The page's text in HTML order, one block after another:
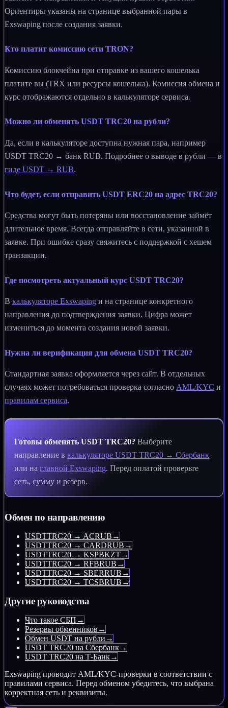
Ориентиры указаны на странице выбранной пары в
Exswaping после создания заявки.
Кто платит комиссию сети TRON?
Комиссию блокчейна при отправке из вашего кошелька
платите вы (TRX или ресурсы кошелька). Комиссия обмена и
курс отображаются отдельно в калькуляторе сервиса.
Можно ли обменять USDT TRC20 на рубли?
Да, если в калькуляторе доступна нужная пара, например
USDT TRC20 → банк RUB. Подробнее о выводе в рубли — в
гиде USDT → RUB.
Что будет, если отправить USDT ERC20 на адрес TRC20?
Средства могут быть потеряны или восстановление займёт
длительное время. Всегда отправляйте в сети, указанной в
заявке. При ошибке сразу свяжитесь с поддержкой с хешем
транзакции.
Где посмотреть актуальный курс USDT TRC20?
В калькуляторе Exswaping и на странице конкретного
направления до подтверждения заявки. Цифра может
измениться до момента создания новой заявки.
Нужна ли верификация для обмена USDT TRC20?
Стандартная заявка оформляется через сайт. В отдельных
случаях может потребоваться проверка согласно AML/KYC и
правилам сервиса.
Готовы обменять USDT TRC20? Выберите
направление вкалькуляторе USDT TRC20 → Сбербанк
или наглавной Exswaping. Перед оплатой проверьте
сеть, сумму и резерв.
Обмен по направлению
USDTTRC20 → ACRUB →
USDTTRC20 → CARDRUB →
USDTTRC20 → KSPBKZT→
USDTTRC20 → RFBRUB →
USDTTRC20 → SBERRUB →
USDTTRC20 → TCSBRUB →
Другие руководства
Что такое СБП →
Резервы обменников →
Обмен USDT на рубли →
USDT TRC20 на Сбербанк→
USDT TRC20 на Т‑Банк→
Exswaping проводит AML/KYC-проверки в соответствии с
правилами сервиса. Перед обменом убедитесь, что выбрана
корректная сеть и реквизиты.